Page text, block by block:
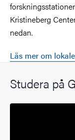
Kristineberg
nedan.
Läs mer om
Studera på